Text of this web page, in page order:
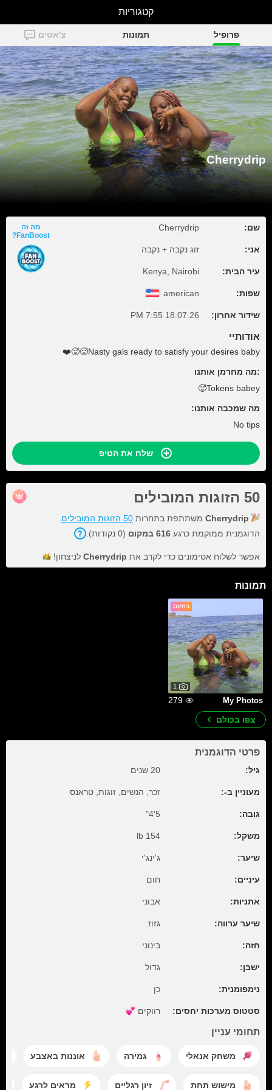
Cherrydrip
פרופיל תמונות צ'אטים
Cherrydrip
שם: Cherrydrip
אני: זוג נקבה + נקבה
עיר הבית: Kenya, Nairobi
שפות: american
שידור אחרון: 18.07.26 7:55 PM
מה זה
FanBoost?
אודותיי
Nasty gals ready to satisfy your desires baby🥵🥵❤️
:מה מחרמן אותנו
Tokens babey🥵
מה שמכבה אותנו:
No tips
שלח את הטיפ
50 הזוגות המובילים
Cherrydrip משתתפת בתחרות 50 הזוגות המובילים
הדוגמנית ממוקמת כרגע 616 במקום (0 נקודות).
אפשר לשלוח אסימונים כדי לקרב את Cherrydrip לניצחון!
תמונות
בחינם
1
My Photos
279
צפו בכולם
פרטי הדוגמנית
גיל: 20 שנים
מעוניין ב-: זכר, הנשים, זוגות, טראנס
גובה: 5'4"
משקל: 154 lb
שיער: ג'ינג'י
עיניים: חום
אתניות: אבוני
שיער ערווה: גזוז
חזה: בינוני
ישבן: גדול
נימפומנית: כן
סטטוס מערכות יחסים: רווקים
תחומי עניין
משחק אנאלי גמירה אוננות באצבע
מישוש תחת זיון רגליים מראים לרגע
קטגוריות